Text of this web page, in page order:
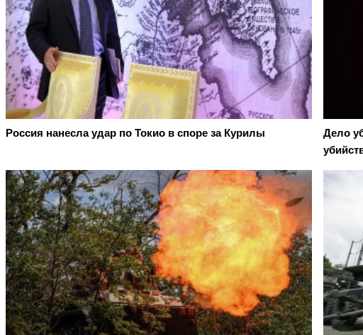
Россия нанесла удар по Токио в споре за Курилы
Дело